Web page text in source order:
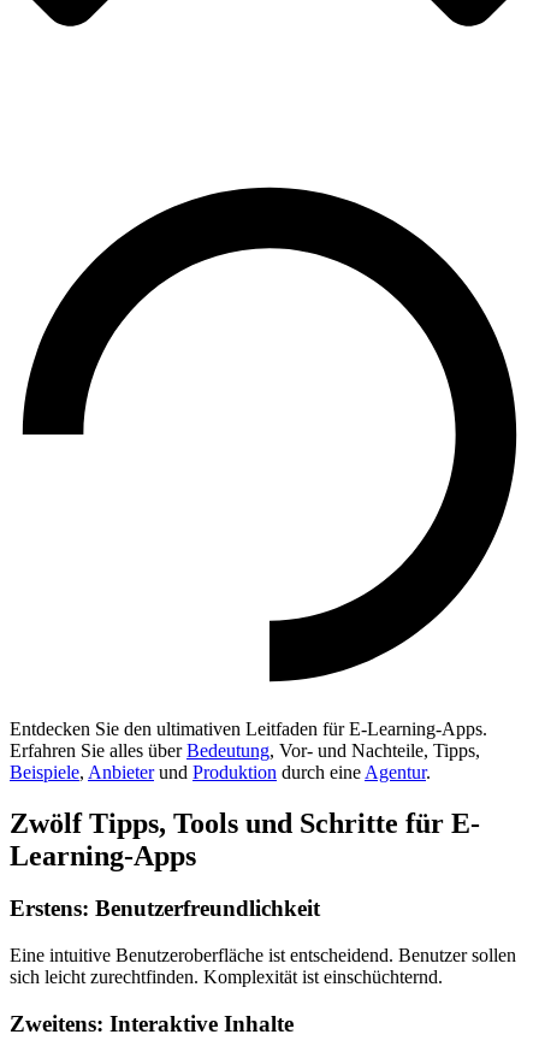
Entdecken Sie den ultimativen Leitfaden für E-Learning-Apps.
Erfahren Sie alles überBedeutung, Vor- und Nachteile, Tipps,
Beispiele, Anbieterund Produktion durch eine Agentur.
Zwölf Tipps, Tools und Schritte für E-
Learning-Apps
Erstens: Benutzerfreundlichkeit
Eine intuitive Benutzeroberfläche ist entscheidend. Benutzer sollen
sich leicht zurechtfinden. Komplexität ist einschüchternd.
Zweitens: Interaktive Inhalte